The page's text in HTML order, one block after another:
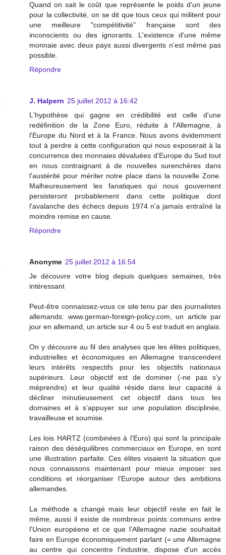
Quand on sait le coût que représente le poids d'un jeune
pour la collectivité, on se dit que tous ceux qui militent pour
une meilleure "compétitivité" française sont des
inconscients ou des ignorants. L'existence d'une même
monnaie avec deux pays aussi divergents n'est même pas
possible.
Répondre
J. Halpern 25 juillet 2012 à 16:42
L'hypothèse qui gagne en crédibilité est celle d'une
redéfinition de la Zone Euro, réduite à l'Allemagne, à
l'Europe du Nord et à la France. Nous avons évidemment
tout à perdre à cette configuration qui nous exposerait à la
concurrence des monnaies dévaluées d'Europe du Sud tout
en nous contraignant à de nouvelles surenchères dans
l'austérité pour mériter notre place dans la nouvelle Zone.
Malheureusement les fanatiques qui nous gouvernent
persisteront probablement dans cette politique dont
l'avalanche des échecs depuis 1974 n'a jamais entraîné la
moindre remise en cause.
Répondre
Anonyme 25 juillet 2012 à 16:54
Je découvre votre blog depuis quelques semaines, très
intéressant
Peut-être connaissez-vous ce site tenu par des journalistes
allemands: www.german-foreign-policy.com, un article par
jour en allemand, un article sur 4 ou 5 est traduit en anglais.
On y découvre au fil des analyses que les élites politiques,
industrielles et économiques en Allemagne transcendent
leurs intérêts respectifs pour les objectifs nationaux
supérieurs. Leur objectif est de dominer (-ne pas s’y
méprendre) et leur qualité réside dans leur capacité à
décliner minutieusement cet objectif dans tous les
domaines et à s’appuyer sur une population disciplinée,
travailleuse et soumise.
Les lois HARTZ (combinées à l'Euro) qui sont la principale
raison des déséquilibres commerciaux en Europe, en sont
une illustration parfaite. Ces élites visaient la situation que
nous connaissons maintenant pour mieux imposer ses
conditions et réorganiser l'Europe autour des ambitions
allemandes.
La méthode a changé mais leur objectif reste en fait le
même, aussi il existe de nombreux points communs entre
l'Union européene et ce que l'Allemagne nazie souhaitait
faire en Europe économiquement parlant (= une Allemagne
au centre qui concentre l'industrie, dispose d'un accès